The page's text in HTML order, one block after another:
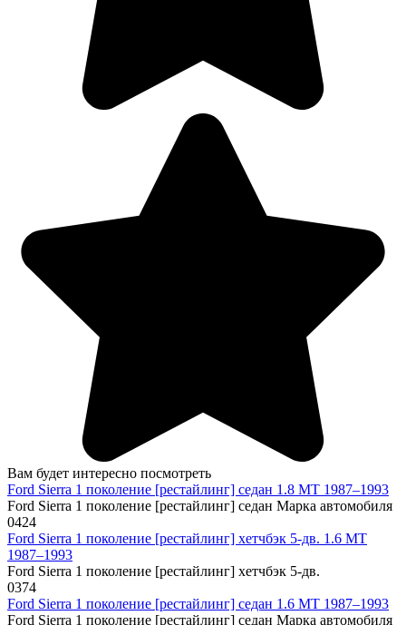
Вам будет интересно посмотреть
Ford Sierra 1 поколение [рестайлинг] седан 1.8 MT 1987–1993
Ford Sierra 1 поколение [рестайлинг] седан Марка автомобиля
0424
Ford Sierra 1 поколение [рестайлинг] хетчбэк 5-дв. 1.6 MT
1987–1993
Ford Sierra 1 поколение [рестайлинг] хетчбэк 5-дв.
0374
Ford Sierra 1 поколение [рестайлинг] седан 1.6 MT 1987–1993
Ford Sierra 1 поколение [рестайлинг] седан Марка автомобиля